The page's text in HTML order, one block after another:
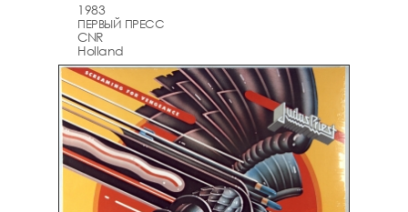
1983
ПЕРВЫЙ ПРЕСС
CNR
Holland